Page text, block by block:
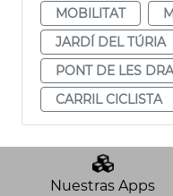
MOBILITAT
JARDÍ DEL TÚRIA
PONT DE LES
CARRIL CICLISTA
Nuestras Apps